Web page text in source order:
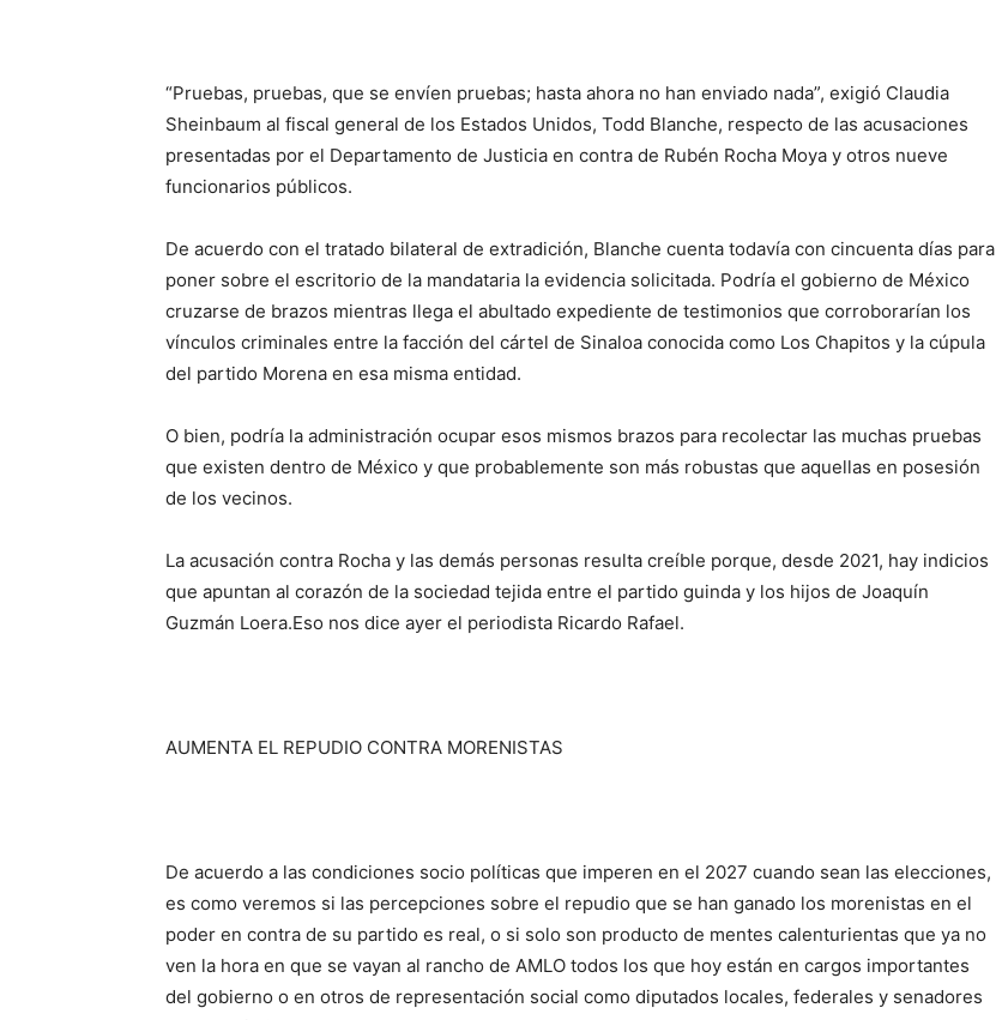
“Pruebas, pruebas, que se envíen pruebas; hasta ahora no han enviado nada”, exigió Claudia
Sheinbaum al fiscal general de los Estados Unidos, Todd Blanche, respecto de las acusaciones
presentadas por el Departamento de Justicia en contra de Rubén Rocha Moya y otros nueve
funcionarios públicos.
De acuerdo con el tratado bilateral de extradición, Blanche cuenta todavía con cincuenta días para
poner sobre el escritorio de la mandataria la evidencia solicitada. Podría el gobierno de México
cruzarse de brazos mientras llega el abultado expediente de testimonios que corroborarían los
vínculos criminales entre la facción del cártel de Sinaloa conocida como Los Chapitos y la cúpula
del partido Morena en esa misma entidad.
O bien, podría la administración ocupar esos mismos brazos para recolectar las muchas pruebas
que existen dentro de México y que probablemente son más robustas que aquellas en posesión
de los vecinos.
La acusación contra Rocha y las demás personas resulta creíble porque, desde 2021, hay indicios
que apuntan al corazón de la sociedad tejida entre el partido guinda y los hijos de Joaquín
Guzmán Loera.Eso nos dice ayer el periodista Ricardo Rafael.
AUMENTA EL REPUDIO CONTRA MORENISTAS
De acuerdo a las condiciones socio políticas que imperen en el 2027 cuando sean las elecciones,
es como veremos si las percepciones sobre el repudio que se han ganado los morenistas en el
poder en contra de su partido es real, o si solo son producto de mentes calenturientas que ya no
ven la hora en que se vayan al rancho de AMLO todos los que hoy están en cargos importantes
del gobierno o en otros de representación social como diputados locales, federales y senadores